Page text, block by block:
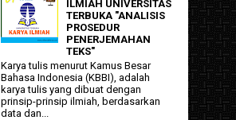
ILMIAH UNIVERSITAS
TERBUKA "ANALISIS
PROSEDUR
PENERJEMAHAN
TEKS"
Karya tulis menurut Kamus Besar
Bahasa Indonesia (KBBI), adalah
karya tulis yang dibuat dengan
prinsip-prinsip ilmiah, berdasarkan
data dan...